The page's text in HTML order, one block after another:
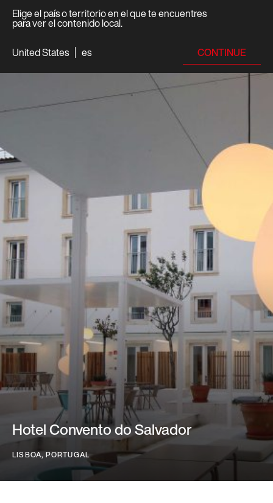
Elige el país o territorio en el que te encuentres
para ver el contenido local.
United States
es CONTINUE
Hotel Convento do Salvador
LISBOA, PORTUGAL